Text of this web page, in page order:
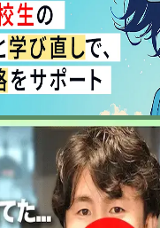
その他サービ
制高校サポート校・キズ
ウェブメディア・不登校オ